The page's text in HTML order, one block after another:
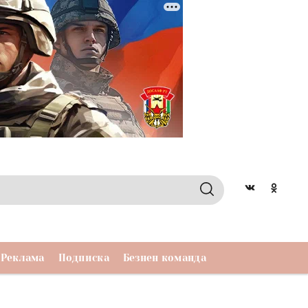
Реклама Подписка Безнен команда